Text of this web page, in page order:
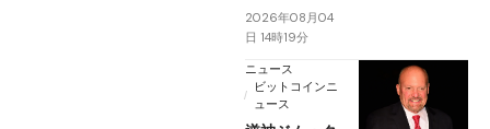
2026年08月04
日 14時19分
ニュース
ビットコインニ
ュース